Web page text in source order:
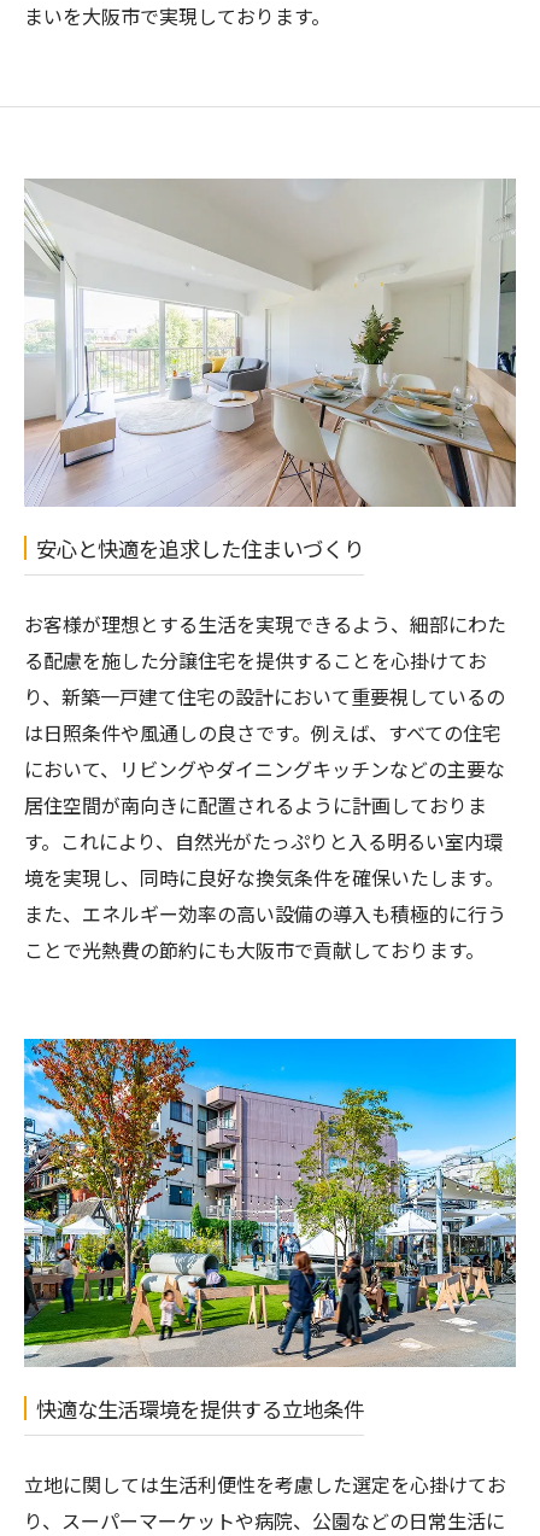
まいを大阪市で実現しております。
安心と快適を追求した住まいづくり
お客様が理想とする生活を実現できるよう、細部にわた
る配慮を施した分譲住宅を提供することを心掛けてお
り、新築一戸建て住宅の設計において重要視しているの
は日照条件や風通しの良さです。例えば、すべての住宅
において、リビングやダイニングキッチンなどの主要な
居住空間が南向きに配置されるように計画しておりま
す。これにより、自然光がたっぷりと入る明るい室内環
境を実現し、同時に良好な換気条件を確保いたします。
また、エネルギー効率の高い設備の導入も積極的に行う
ことで光熱費の節約にも大阪市で貢献しております。
快適な生活環境を提供する立地条件
立地に関しては生活利便性を考慮した選定を心掛けてお
り、スーパーマーケットや病院、公園などの日常生活に